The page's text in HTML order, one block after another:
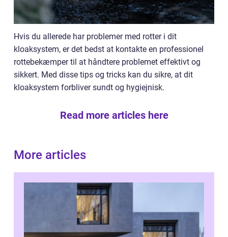
Hvis du allerede har problemer med rotter i dit
kloaksystem, er det bedst at kontakte en professionel
rottebekæmper til at håndtere problemet effektivt og
sikkert. Med disse tips og tricks kan du sikre, at dit
kloaksystem forbliver sundt og hygiejnisk.
Read more articles here
More articles